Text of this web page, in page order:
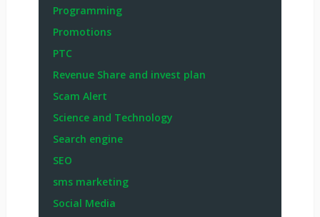
Programming
Promotions
PTC
Revenue Share and invest plan
Scam Alert
Science and Technology
Search engine
SEO
sms marketing
Social Media